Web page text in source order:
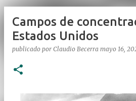
Campos de
Estados Unidos
publicado por Claudio Becerra mayo 16,